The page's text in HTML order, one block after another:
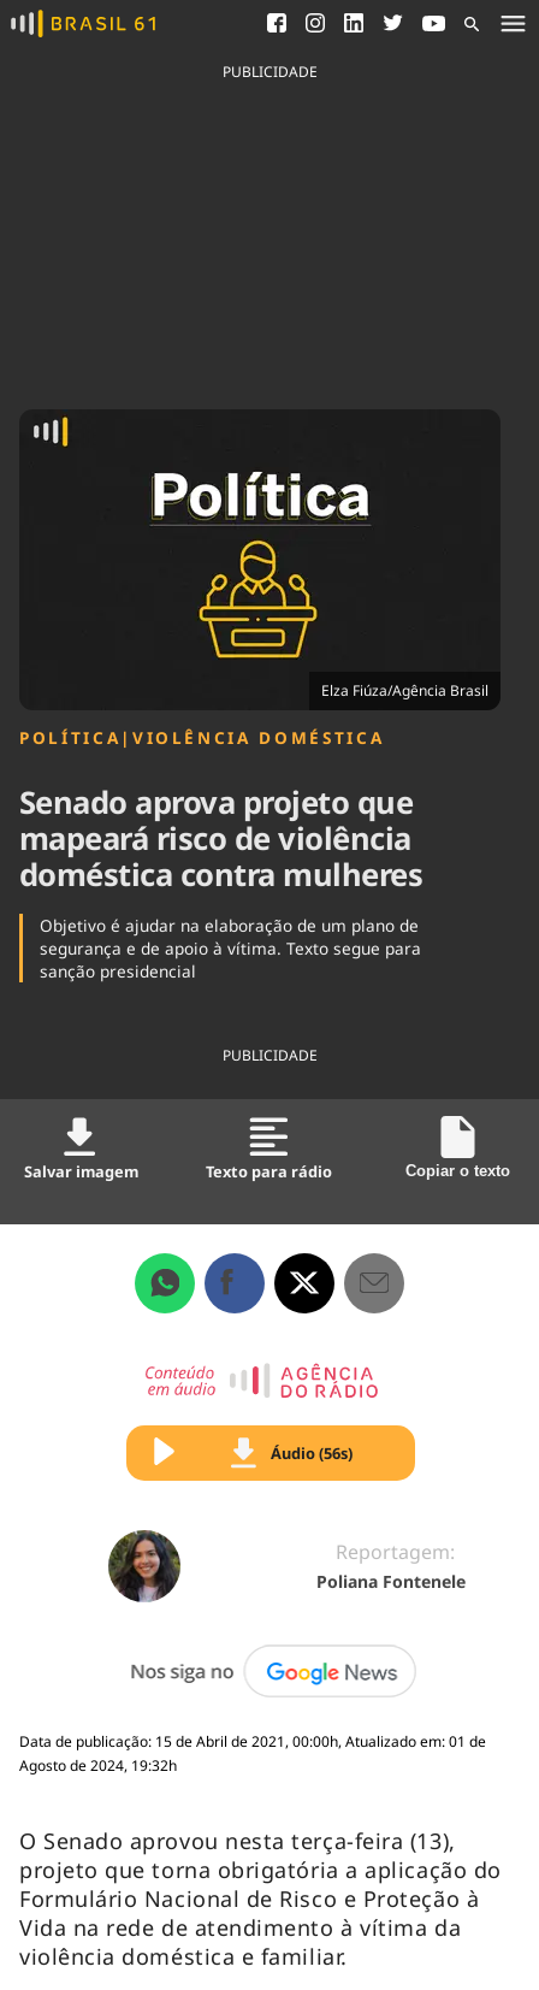
Ver todas as notícias
Saneamento
Indicadores
Agronegócios
Cultura
Economia
Educação
Infraestrutura
Internacional
Política
Saúde
PUBLICIDADE
Elza Fiúza/Agência Brasil
POLÍTICA | VIOLÊNCIA DOMÉSTICA
Senado aprova projeto que
mapeará risco de violência
doméstica contra mulheres
Objetivo é ajudar na elaboração de um plano de
segurança e de apoio à vítima. Texto segue para
sanção presidencial
PUBLICIDADE
Salvar imagem Texto para rádio Copiar o texto
Áudio (56s)
Reportagem:
Poliana Fontenele
Data de publicação: 15 de Abril de 2021, 00:00h, Atualizado em: 01 de
Agosto de 2024, 19:32h
O Senado aprovou nesta terça-feira (13),
projeto que torna obrigatória a aplicação do
Formulário Nacional de Risco e Proteção à
Vida na rede de atendimento à vítima da
violência doméstica e familiar.